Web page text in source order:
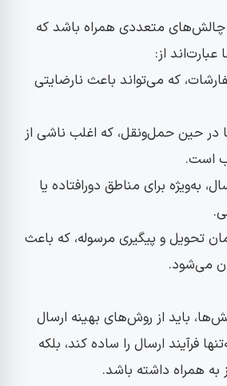
چالش‌های متعددی همراه باشد که
عبارت‌اند از:
که می‌تواند باعث نارضایتی
در حین حمل‌ونقل، که اغلب ناشی از
است.
به‌ویژه برای مناطق دورافتاده یا
تحویل و پیگیری مرسوله، که باعث
می‌شود.
باید از روش‌های بهینه ارسال
فرآیند ارسال را ساده کند، بلکه
به همراه داشته باشد.